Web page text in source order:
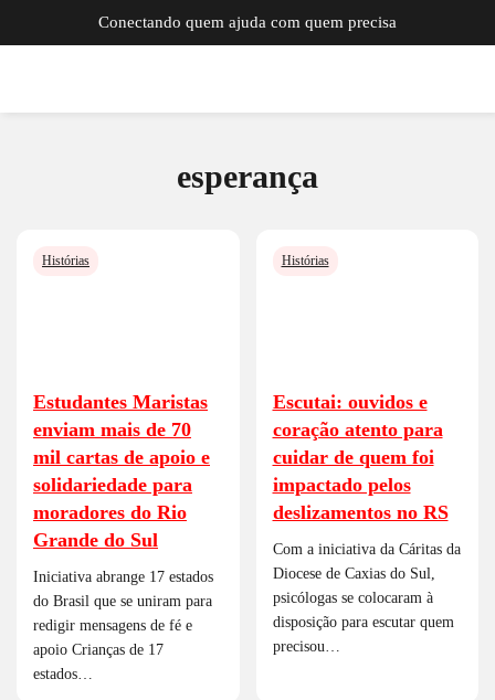
Conectando quem ajuda com quem precisa
esperança
Histórias
Estudantes Maristas
enviam mais de 70
mil cartas de apoio e
solidariedade para
moradores do Rio
Grande do Sul
Iniciativa abrange 17 estados
do Brasil que se uniram para
redigir mensagens de fé e
apoio Crianças de 17
estados…
Histórias
Escutai: ouvidos e
coração atento para
cuidar de quem foi
impactado pelos
deslizamentos no RS
Com a iniciativa da Cáritas da
Diocese de Caxias do Sul,
psicólogas se colocaram à
disposição para escutar quem
precisou…